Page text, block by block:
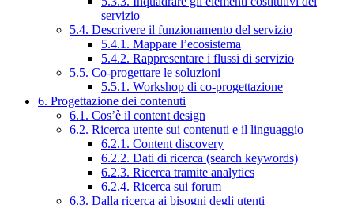
servizio
5.4. Descrivere il funzionamento del servizio
5.4.1. Mappare l’ecosistema
5.4.2. Rappresentare i flussi di servizio
5.5. Co-progettare le soluzioni
5.5.1. Workshop di co-progettazione
6. Progettazione dei contenuti
6.1. Cos’è il content design
6.2. Ricerca utente sui contenuti e il linguaggio
6.2.1. Content discovery
6.2.2. Dati di ricerca (search keywords)
6.2.3. Ricerca tramite analytics
6.2.4. Ricerca sui forum
6.3. Dalla ricerca ai bisogni degli utenti